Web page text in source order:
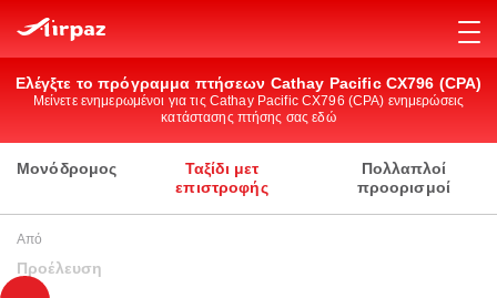
Ελέγξτε το πρόγραμμα πτήσεων Cathay Pacific CX796 (CPA)
Μείνετε ενημερωμένοι για τις Cathay Pacific CX796 (CPA) ενημερώσεις
κατάστασης πτήσης σας εδώ
Μονόδρομος
Ταξίδι μετ
επιστροφής
Πολλαπλοί
προορισμοί
Από
Προέλευση